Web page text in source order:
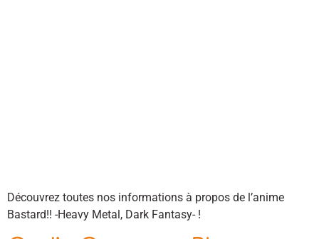
Découvrez toutes nos informations à propos de l’anime
Bastard!! -Heavy Metal, Dark Fantasy- !